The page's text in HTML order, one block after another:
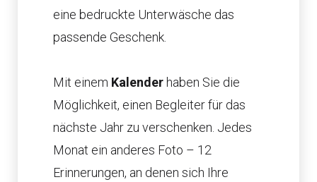
eine bedruckte Unterwäsche das
passende Geschenk.
Mit einem Kalender haben Sie die
Möglichkeit, einen Begleiter für das
nächste Jahr zu verschenken. Jedes
Monat ein anderes Foto – 12
Erinnerungen, an denen sich Ihre